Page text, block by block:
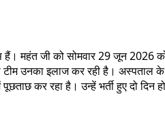
हैं। महंत जी को सोमवार 29 जून
उनका इलाज कर रही है।
कर रहा है। उन्हें भर्ती हुए दो दिन